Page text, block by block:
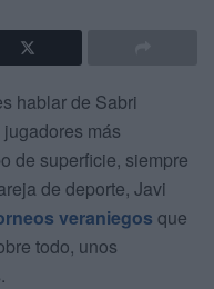
hablar de Sabri
más
de superficie, siempre
de deporte, Javi
veraniegos que
todo, unos